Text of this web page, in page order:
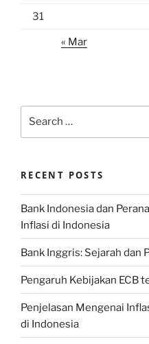
31
« Mar
RECENT POSTS
Bank Indonesia dan
Inflasi di Indonesia
Bank Inggris: Sejarah dan
Pengaruh Kebijakan ECB
Penjelasan Mengenai
di Indonesia